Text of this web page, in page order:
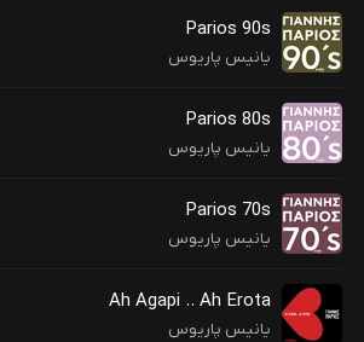
Parios 90s
یانیس پاریوس
Parios 80s
یانیس پاریوس
Parios 70s
یانیس پاریوس
Ah Agapi .. Ah Erota
یانیس پاریوس